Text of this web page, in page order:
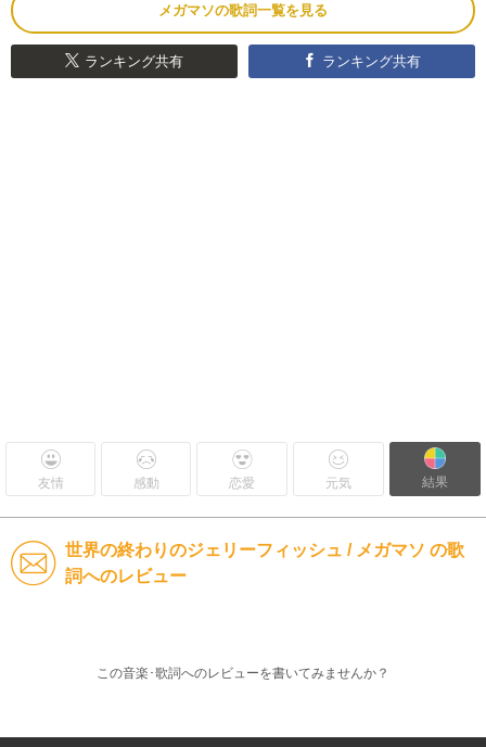
メガマソの歌詞一覧を見る
ランキング共有 ランキング共有
友情 感動 恋愛 元気 結果
世界の終わりのジェリーフィッシュ / メガマソ の歌
詞へのレビュー
この音楽･歌詞へのレビューを書いてみませんか？